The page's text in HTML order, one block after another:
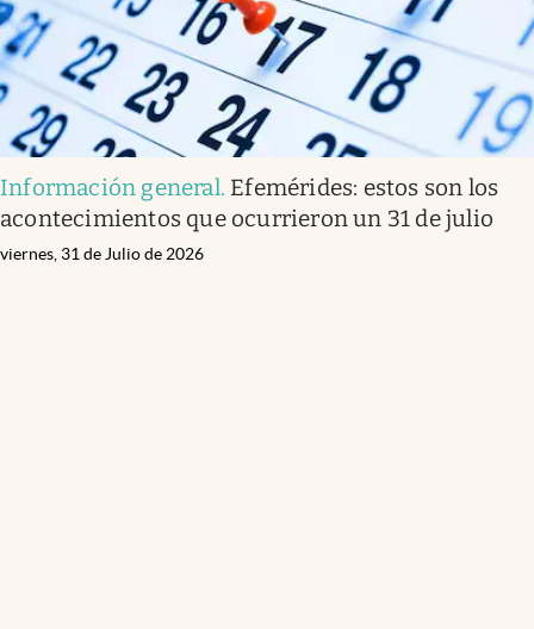
Información general. Efemérides: estos son los
acontecimientos que ocurrieron un 31 de julio
viernes, 31 de Julio de 2026